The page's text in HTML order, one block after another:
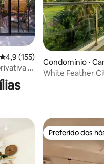
4,9 de uma avaliação média
4,9 (155)
|
Condomínio ⋅
White Feather
Preferido dos
Preferido dos